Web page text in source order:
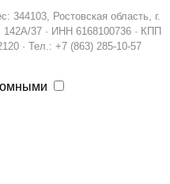
Ростовская область, г.
142А/37 · ИНН 6168100736 · КПП
· Тел.: +7 (863) 285-10-57